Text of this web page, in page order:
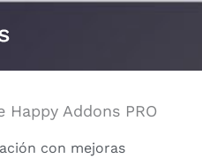
Happy Addons PRO
con mejoras